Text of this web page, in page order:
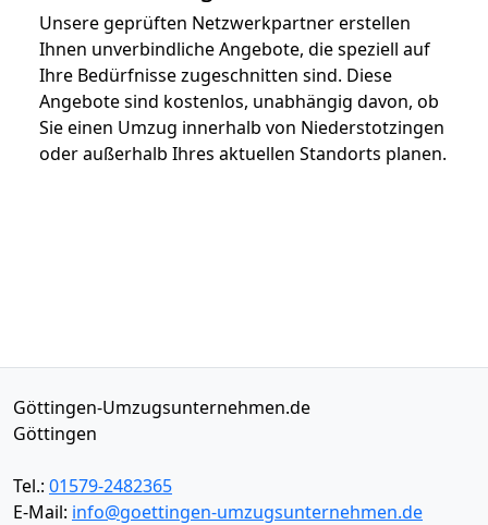
Unsere geprüften Netzwerkpartner erstellen
Ihnen unverbindliche Angebote, die speziell auf
Ihre Bedürfnisse zugeschnitten sind. Diese
Angebote sind kostenlos, unabhängig davon, ob
Sie einen Umzug innerhalb von Niederstotzingen
oder außerhalb Ihres aktuellen Standorts planen.
Göttingen-Umzugsunternehmen.de
Göttingen
Tel.: 01579-2482365
E-Mail: info@goettingen-umzugsunternehmen.de